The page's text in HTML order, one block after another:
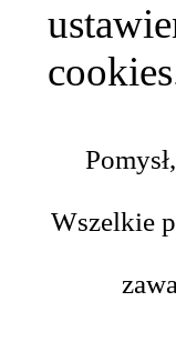
Wszelkie